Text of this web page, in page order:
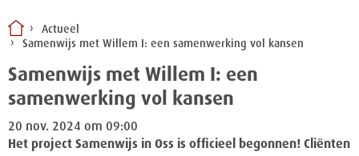
Actueel
Samenwijs met Willem I: een samenwerking vol kansen
Samenwijs met Willem I: een
samenwerking vol kansen
20 nov. 2024 om 09:00
Het project Samenwijs in Oss is officieel begonnen! Cliënten
Vrije dagbestedingsplekken